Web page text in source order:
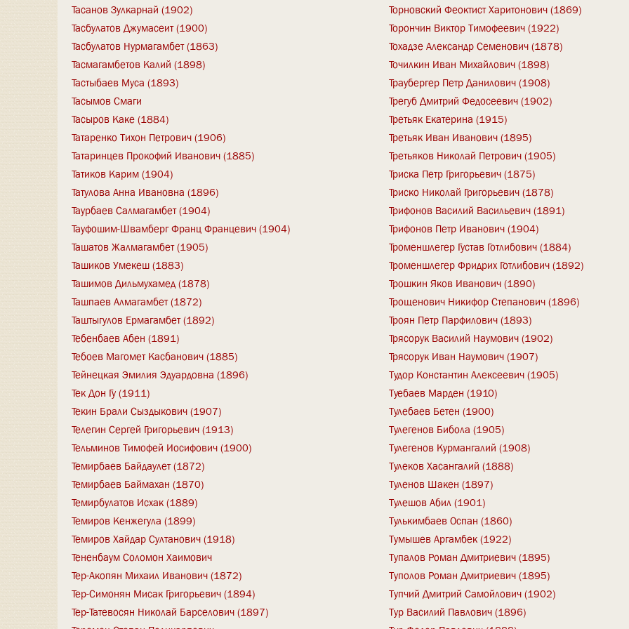
Тасанов Зулкарнай (1902)
Тасбулатов Джумасеит (1900)
Тасбулатов Нурмагамбет (1863)
Тасмагамбетов Калий (1898)
Тастыбаев Муса (1893)
Тасымов Смаги
Тасыров Каке (1884)
Татаренко Тихон Петрович (1906)
Татаринцев Прокофий Иванович (1885)
Татиков Карим (1904)
Татулова Анна Ивановна (1896)
Таурбаев Салмагамбет (1904)
Тауфошим-Швамберг Франц Францевич (1904)
Ташатов Жалмагамбет (1905)
Ташиков Умекеш (1883)
Ташимов Дильмухамед (1878)
Ташпаев Алмагамбет (1872)
Таштыгулов Ермагамбет (1892)
Тебенбаев Абен (1891)
Тебоев Магомет Касбанович (1885)
Тейнецкая Эмилия Эдуардовна (1896)
Тек Дон Гу (1911)
Текин Брали Сыздыкович (1907)
Телегин Сергей Григорьевич (1913)
Тельминов Тимофей Иосифович (1900)
Темирбаев Байдаулет (1872)
Темирбаев Баймахан (1870)
Темирбулатов Исхак (1889)
Темиров Кенжегула (1899)
Темиров Хайдар Султанович (1918)
Тененбаум Соломон Хаимович
Тер-Акопян Михаил Иванович (1872)
Тер-Симонян Мисак Григорьевич (1894)
Тер-Татевосян Николай Барселович (1897)
Торновский Феоктист Харитонович (1869)
Торончин Виктор Тимофеевич (1922)
Тохадзе Александр Семенович (1878)
Точилкин Иван Михайлович (1898)
Траубергер Петр Данилович (1908)
Трегуб Дмитрий Федосеевич (1902)
Третьяк Екатерина (1915)
Третьяк Иван Иванович (1895)
Третьяков Николай Петрович (1905)
Триска Петр Григорьевич (1875)
Триско Николай Григорьевич (1878)
Трифонов Василий Васильевич (1891)
Трифонов Петр Иванович (1904)
Троменшлегер Густав Готлибович (1884)
Троменшлегер Фридрих Готлибович (1892)
Трошкин Яков Иванович (1890)
Трощенович Никифор Степанович (1896)
Троян Петр Парфилович (1893)
Трясорук Василий Наумович (1902)
Трясорук Иван Наумович (1907)
Тудор Константин Алексеевич (1905)
Туебаев Марден (1910)
Тулебаев Бетен (1900)
Тулегенов Бибола (1905)
Тулегенов Курмангалий (1908)
Тулеков Хасангалий (1888)
Туленов Шакен (1897)
Тулешов Абил (1901)
Тулькимбаев Оспан (1860)
Тумышев Аргамбек (1922)
Тупалов Роман Дмитриевич (1895)
Туполов Роман Дмитриевич (1895)
Тупчий Дмитрий Самойлович (1902)
Тур Василий Павлович (1896)